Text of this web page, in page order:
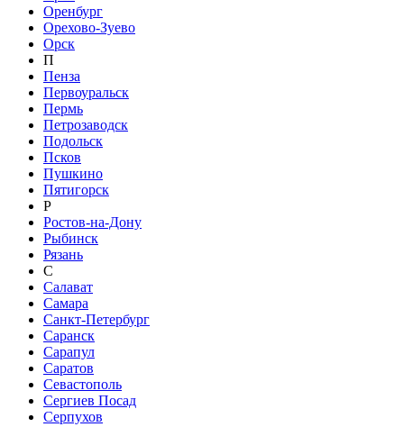
Оренбург
Орехово-Зуево
Орск
П
Пенза
Первоуральск
Пермь
Петрозаводск
Подольск
Псков
Пушкино
Пятигорск
Р
Ростов-на-Дону
Рыбинск
Рязань
С
Салават
Самара
Санкт-Петербург
Саранск
Сарапул
Саратов
Севастополь
Сергиев Посад
Серпухов